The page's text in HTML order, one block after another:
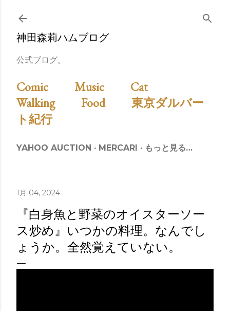
スキップしてメイン コンテンツに移動
神田森莉ハムブログ
公式ブログ。
Comic Music
Cat
Walking
Food
東京ダルバー
ト紀行
YAHOO AUCTION MERCARI もっと見る…
1月 04, 2024
『白身魚と野菜のオイスターソー
ス炒め』いつかの料理。なんでし
ょうか。全然覚えていない。